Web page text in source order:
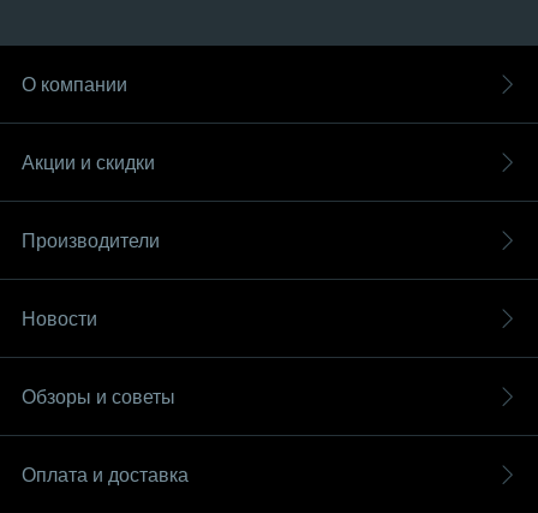
О компании
Акции и скидки
Производители
Новости
Обзоры и советы
Оплата и доставка